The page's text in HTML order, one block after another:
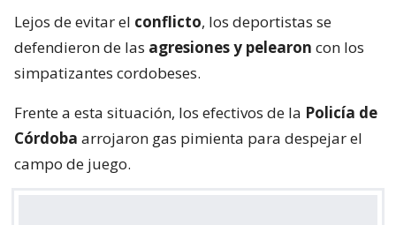
Lejos de evitar el conflicto, los deportistas se
defendieron de las agresiones y pelearon con los
simpatizantes cordobeses.
Frente a esta situación, los efectivos de la Policía de
Córdoba arrojaron gas pimienta para despejar el
campo de juego.